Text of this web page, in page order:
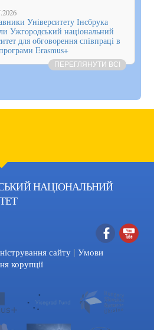
Університету Інсбрука
Ужгородський національний
для обговорення співпраці в
Erasmus+
ПЕРЕГЛЯНУТИ ВСІ
НАЦІОНАЛЬНИЙ
Facebook
сайту | Умови
корупції